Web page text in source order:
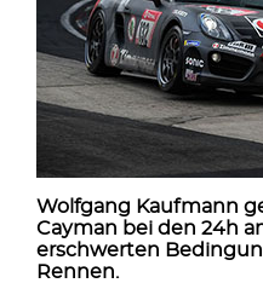
Wolfgang Kaufmann
Cayman bei den 24h
erschwerten
Rennen.